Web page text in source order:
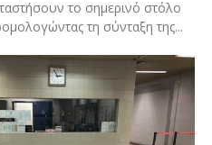
το σημερινό στόλο
τη σύνταξη της...